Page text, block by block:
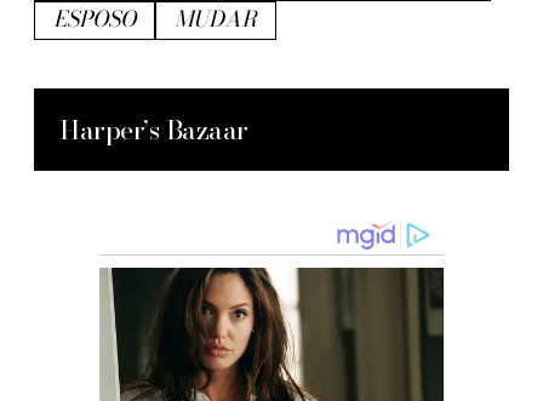
ESPOSO
MUDAR
Harper’s Bazaar